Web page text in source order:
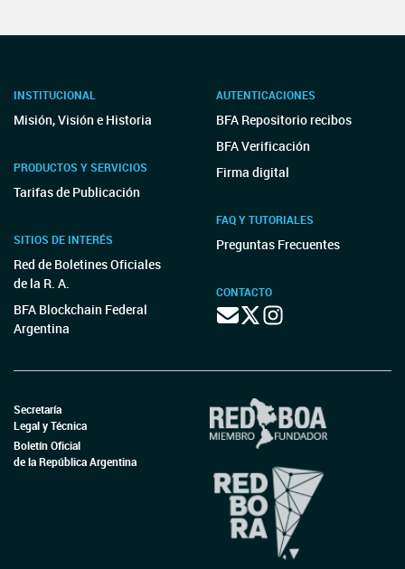
INSTITUCIONAL
Misión, Visión e Historia
PRODUCTOS Y SERVICIOS
Tarifas de Publicación
SITIOS DE INTERÉS
Red de Boletines Oficiales
de la R. A.
BFA Blockchain Federal
Argentina
AUTENTICACIONES
BFA Repositorio recibos
BFA Verificación
Firma digital
FAQ Y TUTORIALES
Preguntas Frecuentes
CONTACTO
Secretaría
Legal y Técnica
Boletín Oficial
de la República Argentina